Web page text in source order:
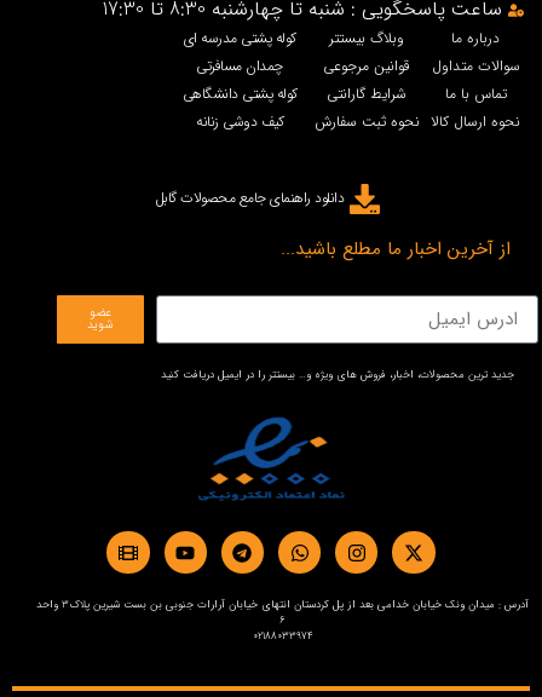
ساعت پاسخگویی : شنبه تا چهارشنبه 8:30 تا 17:30
درباره ما
سوالات متداول
تماس با ما
نحوه ارسال کالا
وبلاگ بیستتر
قوانین مرجوعی
شرایط گارانتی
نحوه ثبت سفارش
کوله پشتی مدرسه ای
چمدان مسافرتی
کوله پشتی دانشگاهی
کیف دوشی زنانه
دانلود راهنمای جامع محصولات گابل
از آخرین اخبار ما مطلع باشید...
عضو
شوید
جدید ترین محصولات، اخبار، فروش های ویژه و… بیستتر را در ایمیل دریافت کنید
آدرس : میدان ونک خیابان خدامی بعد از پل کردستان انتهای خیابان آرارات جنوبی بن بست شیرین پلاک3 واحد
6
02188033974